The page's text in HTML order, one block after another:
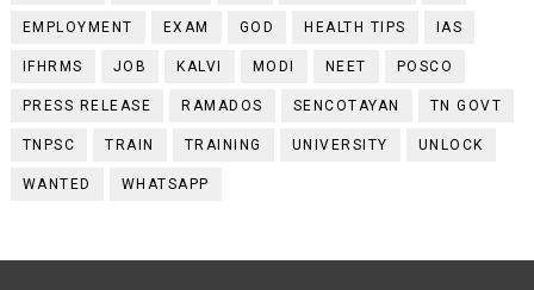
EMPLOYMENT EXAM GOD HEALTH TIPS IAS
IFHRMS JOB KALVI MODI NEET POSCO
PRESS RELEASE RAMADOS SENCOTAYAN TN GOVT
TNPSC TRAIN TRAINING UNIVERSITY UNLOCK
WANTED WHATSAPP